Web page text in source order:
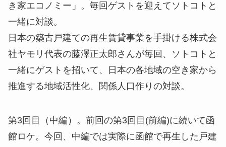
き家エコノミー」。毎回ゲストを迎えてソトコトと
一緒に対談。
日本の築古戸建ての再生賃貸事業を手掛ける株式会
社ヤモリ代表の藤澤正太郎さんが毎回、ソトコトと
一緒にゲストを招いて、日本の各地域の空き家から
推進する地域活性化、関係人口作りの対談。
第3回目（中編）。前回の第3回目(前編)に続いて函
館ロケ。今回、中編では実際に函館で再生した戸建